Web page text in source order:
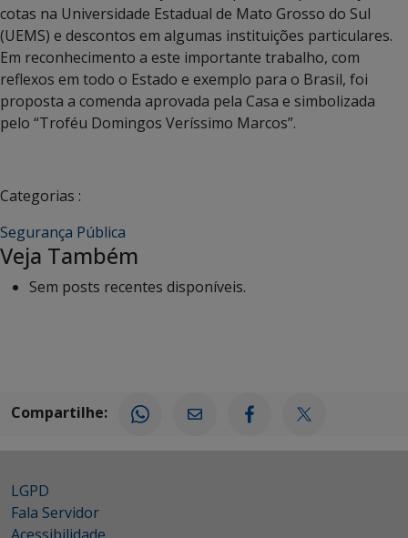
cotas na Universidade Estadual de Mato Grosso do Sul
(UEMS) e descontos em algumas instituições particulares.
Em reconhecimento a este importante trabalho, com
reflexos em todo o Estado e exemplo para o Brasil, foi
proposta a comenda aprovada pela Casa e simbolizada
pelo “Troféu Domingos Veríssimo Marcos”.
Categorias :
Segurança Pública
Veja Também
Sem posts recentes disponíveis.
Compartilhe:
LGPD
Fala Servidor